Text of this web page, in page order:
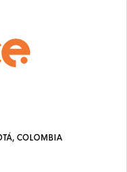
COLOMBIA